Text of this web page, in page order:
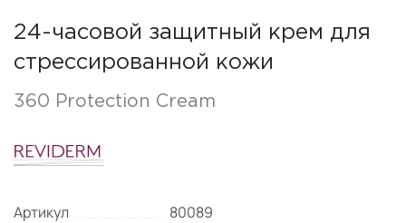
24-часовой защитный крем для
стрессированной кожи
360 Protection Cream
Артикул
80089